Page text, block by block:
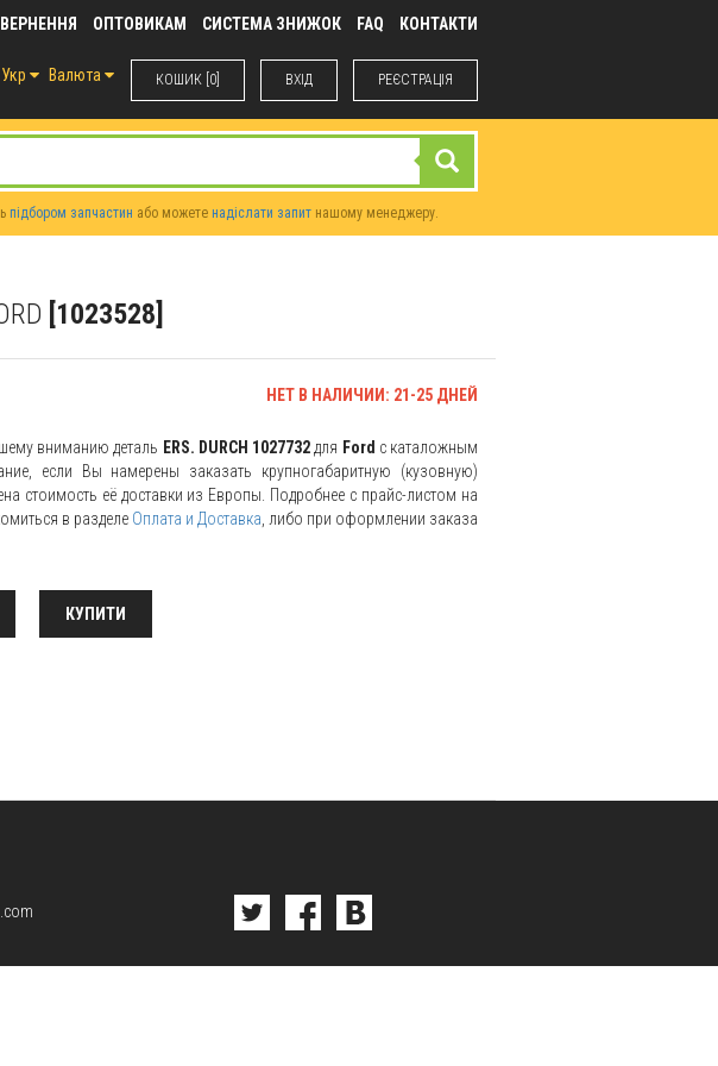
ОПТОВИКАМ СИСТЕМА ЗНИЖОК FAQ КОНТАКТИ
КОШИК [0] ВХIД РЕЄСТРАЦІЯ
Укр Валюта
підбором запчастин або можете надіслати запит нашому менеджеру.
[1023528]
НЕТ В НАЛИЧИИ: 21-25 ДНЕЙ
вниманию деталь ERS. DURCH 1027732 для Ford с каталожным
если Вы намерены заказать крупногабаритную (кузовную)
стоимость её доставки из Европы. Подробнее с прайс-листом на
в разделе Оплата и Доставка , либо при оформлении заказа
КУПИТИ